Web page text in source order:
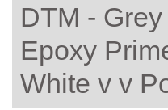
DTM -
Epoxy
White v v